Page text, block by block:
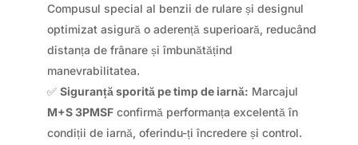
Compusul special al benzii de rulare și designul
optimizat asigură o aderență superioară, reducând
distanța de frânare și îmbunătățind
manevrabilitatea.
✅ Siguranță sporită pe timp de iarnă: Marcajul
M+S 3PMSFconfirmă performanța excelentă în
condiții de iarnă, oferindu-ți încredere și control.